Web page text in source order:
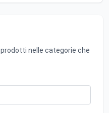
nelle categorie che